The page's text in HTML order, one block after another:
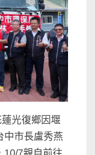
蓮光復鄉因堰
中市長盧秀燕
10/7親自前往